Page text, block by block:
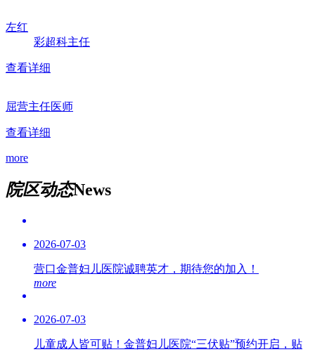
左红
彩超科主任
查看详细
屈营主任医师
查看详细
more
院区动态News
2026-07-03
营口金普妇儿医院诚聘英才，期待您的加入！
more
2026-07-03
儿童成人皆可贴！金普妇儿医院“三伏贴”预约开启，贴